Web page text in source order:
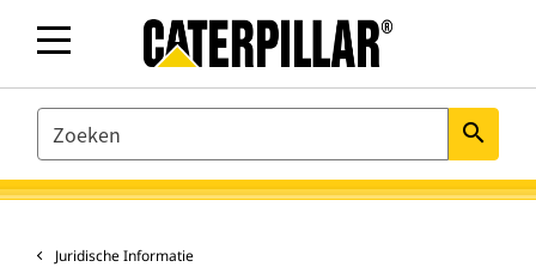
SEARCH search
Juridische Informatie